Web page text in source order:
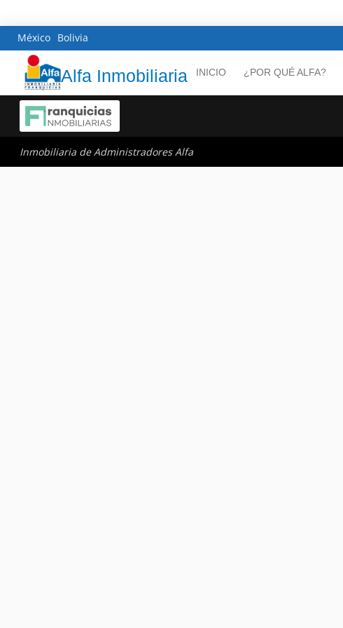
México Bolivia
Alfa Inmobiliaria INICIO ¿POR QUÉ ALFA?
Inmobiliaria de Administradores Alfa